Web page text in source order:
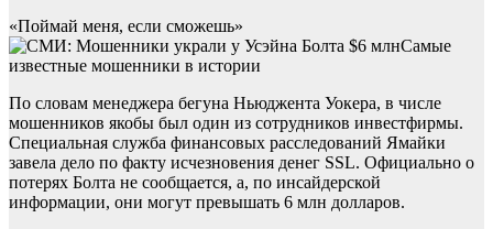
«Поймай меня, если сможешь»
Самые
известные мошенники в истории
По словам менеджера бегуна Ньюджента Уокера, в числе
мошенников якобы был один из сотрудников инвестфирмы.
Специальная служба финансовых расследований Ямайки
завела дело по факту исчезновения денег SSL. Официально о
потерях Болта не сообщается, а, по инсайдерской
информации, они могут превышать 6 млн долларов.